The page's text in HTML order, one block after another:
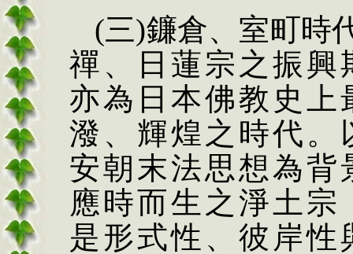
(三)鐮倉、室町時
禪、日蓮宗之振興
亦為日本佛教史上
潑、輝煌之時代。
安朝末法思想為背
應時而生之淨土宗
是形式性、彼岸性